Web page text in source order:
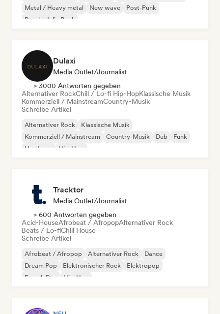
Metal / Heavy metal
New wave
Post-Punk
Psychedelic Rock
Dulaxi
Media Outlet/Journalist
> 3000 Antworten gegeben
Alternativer RockChill / Lo-fi Hip-HopKlassische Musik
Kommerziell / MainstreamCountry-Musik
Schreibe Artikel
Alternativer Rock
Klassische Musik
Kommerziell / Mainstream
Country-Musik Dub
Funk
Hardcore
Hip-Hop
Tracktor
Media Outlet/Journalist
> 600 Antworten gegeben
Acid-HouseAfrobeat / AfropopAlternativer Rock
Beats / Lo-fiChill House
Schreibe Artikel
Afrobeat / Afropop Alternativer Rock
Dance
Dream Pop
Elektronischer Rock
Elektropop
French Pop
Hip-Hop